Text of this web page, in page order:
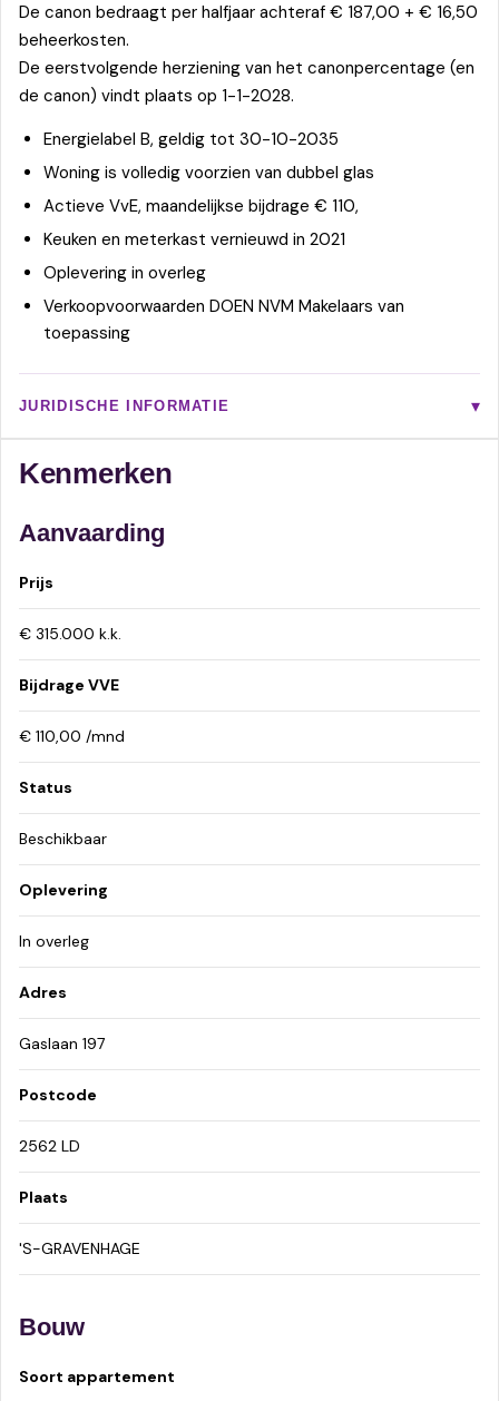
De canon bedraagt per halfjaar achteraf € 187,00 + € 16,50
beheerkosten.
De eerstvolgende herziening van het canonpercentage (en
de canon) vindt plaats op 1-1-2028.
Energielabel B, geldig tot 30-10-2035
Woning is volledig voorzien van dubbel glas
Actieve VvE, maandelijkse bijdrage € 110,
Keuken en meterkast vernieuwd in 2021
Oplevering in overleg
Verkoopvoorwaarden DOEN NVM Makelaars van
toepassing
JURIDISCHE INFORMATIE
Kenmerken
Aanvaarding
Prijs
€ 315.000 k.k.
Bijdrage VVE
€ 110,00 /mnd
Status
Beschikbaar
Oplevering
In overleg
Adres
Gaslaan 197
Postcode
2562 LD
Plaats
'S-GRAVENHAGE
Bouw
Soort appartement